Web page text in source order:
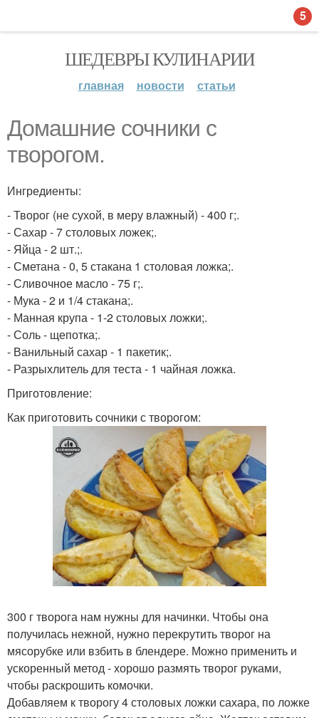
ШЕДЕВРЫ КУЛИНАРИИ
главная новости статьи
Домашние сочники с
творогом.
Ингредиенты:
- Творог (не сухой, в меру влажный) - 400 г;.
- Сахар - 7 столовых ложек;.
- Яйца - 2 шт.;.
- Сметана - 0, 5 стакана 1 столовая ложка;.
- Сливочное масло - 75 г;.
- Мука - 2 и 1/4 стакана;.
- Манная крупа - 1-2 столовых ложки;.
- Соль - щепотка;.
- Ванильный сахар - 1 пакетик;.
- Разрыхлитель для теста - 1 чайная ложка.
Приготовление:
Как приготовить сочники с творогом:
300 г творога нам нужны для начинки. Чтобы она
получилась нежной, нужно перекрутить творог на
мясорубке или взбить в блендере. Можно применить и
ускоренный метод - хорошо размять творог руками,
чтобы раскрошить комочки.
Добавляем к творогу 4 столовых ложки сахара, по ложке
5